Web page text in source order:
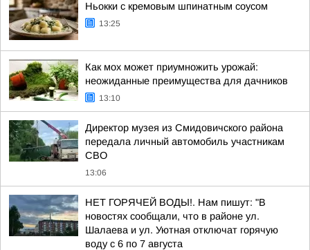
Ньокки с кремовым шпинатным соусом
13:25
Как мох может приумножить урожай:
неожиданные преимущества для дачников
13:10
Директор музея из Смидовичского района
передала личный автомобиль участникам
СВО
13:06
НЕТ ГОРЯЧЕЙ ВОДЫ!. Нам пишут: "В
новостях сообщали, что в районе ул.
Шалаева и ул. Уютная отключат горячую
воду с 6 по 7 августа